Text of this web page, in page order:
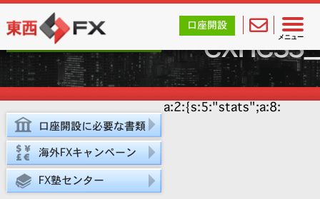
メニュー
東西FX｜海外FX会社（ブローカー）の無料口座開設サポ
口座開設
口座開設サポート
スタート！
口座開設に必要な書類
海外FXキャンペーン
FX塾センター
a:2:{s:5:"stats";a:8: